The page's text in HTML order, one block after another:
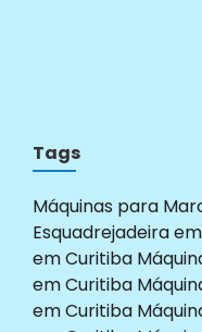
Tags
Máquinas para
Esquadrejadeira
em Curitiba
em Curitiba
em Curitiba